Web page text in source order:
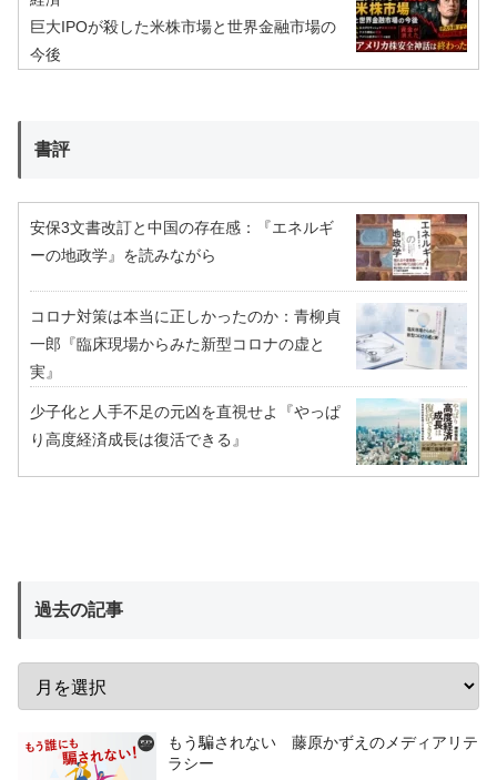
巨大IPOが殺した米株市場と世界金融市場の
今後
書評
安保3文書改訂と中国の存在感：『エネルギ
ーの地政学』を読みながら
コロナ対策は本当に正しかったのか：青柳貞
一郎『臨床現場からみた新型コロナの虚と
実』
少子化と人手不足の元凶を直視せよ『やっぱ
り高度経済成長は復活できる』
過去の記事
もう騙されない 藤原かずえのメディアリテ
ラシー